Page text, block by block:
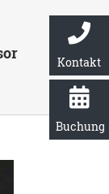
Kontakt
Buchung